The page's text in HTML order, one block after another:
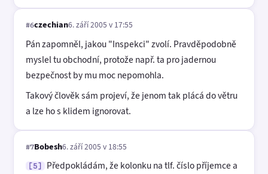
#6czechian6. září 2005 v 17:55
Pán zapomněl, jakou "Inspekci" zvolí. Pravděpodobně
myslel tu obchodní, protože např. ta pro jadernou
bezpečnost by mu moc nepomohla.
Takový člověk sám projeví, že jenom tak plácá do větru
a lze ho s klidem ignorovat.
#7Bobesh6. září 2005 v 18:55
[5]
Předpokládám, že kolonku na tlf. číslo příjemce a